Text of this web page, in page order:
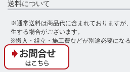
送料について
※通常送料は商品代に含まれておりますが
生する場合がございます。
※搬入・組立・施工費などが別途必要にな
※部材商品のみでご購入の際は、別途配送
詳しくは「送料について」